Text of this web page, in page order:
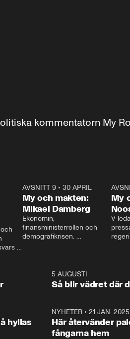
kommentatorn My
AVSNITT 9• 30 APRIL
My och makten:
Mikael Damberg
Ekonomin,
finansministerrollen och
demografikrisen.
och Makten.
My
V-
– Vi
vara
1:065 AUGUSTI
Så blir vädret där
hyllas
NYHETER •21 JAN. 2025
Här återvänder
fångarna hem